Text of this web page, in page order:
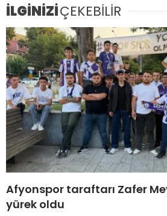
İLGİNİZİÇEKEBİLİR
Afyonspor taraftarı Zafer
yürek oldu